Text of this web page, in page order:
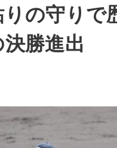
りの守り
勝進出